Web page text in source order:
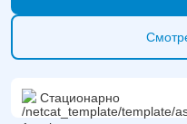
Стационарно